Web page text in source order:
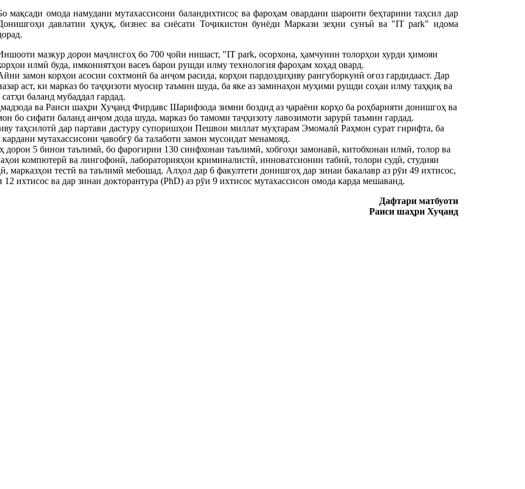
мақсади омода намудани мутахассисони баландихтисос ва фароҳам овардани шароити беҳтарини таҳсил дар
давлатии ҳуқуқ, бизнес ва сиёсати Тоҷикистон бунёди Маркази зеҳни сунъӣ ва "IT park" идома
мазкур дорои маҷлисгоҳ бо 700 ҷойи нишаст, "IT park, осорхона, ҳамчунин толорҳои хурди ҳимояи
илмӣ буда, имкониятҳои васеъ барои рушди илму технология фароҳам хоҳад овард.
замон корҳои асосии сохтмонӣ ба анҷом расида, корҳои пардоздиҳиву рангуборкунӣ оғоз гардидааст. Дар
аст, ки марказ бо таҷҳизоти муосир таъмин шуда, ба яке аз заминаҳои муҳими рушди соҳаи илму таҳқиқ ва
баланд мубаддал гардад.
ва Раиси шаҳри Хуҷанд Фирдавс Шарифзода зимни боздид аз ҷараёни корҳо ба роҳбарияти донишгоҳ ва
бо сифати баланд анҷом дода шуда, марказ бо тамоми таҷҳизоту лавозимоти зарурӣ таъмин гардад.
таҳсилотӣ дар партави дастуру супоришҳои Пешвои миллат муҳтарам Эмомалӣ Раҳмон сурат гирифта, ба
мутахассисони ҷавобгӯ ба талаботи замон мусоидат менамояд.
5 бинои таълимӣ, бо фарогирии 130 синфхонаи таълимӣ, хобгоҳи замонавӣ, китобхонаи илмӣ, толор ва
компютерӣ ва лингофонӣ, лабораторияҳои криминалистӣ, инноватсионии табиӣ, толори судӣ, студияи
марказҳои тестӣ ва таълимӣ мебошад. Алҳол дар 6 факултети донишгоҳ дар зинаи бакалавр аз рӯи 49 ихтисос,
12 ихтисос ва дар зинаи докторантура (PhD) аз рӯи 9 ихтисос мутахассисон омода карда мешаванд.
Дафтари матбуоти
Раиси шаҳри Хуҷанд